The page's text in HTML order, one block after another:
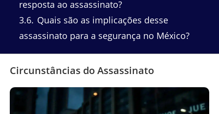
resposta ao assassinato?
3.6 Quais são as implicações desse
assassinato para a segurança no México?
Circunstâncias do Assassinato